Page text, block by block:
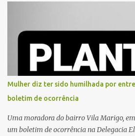
Mulher diz ter sido humilhada por
boletim de ocorrência
Uma moradora do bairro Vila Marigo,
um boletim de ocorrência na Delegacia